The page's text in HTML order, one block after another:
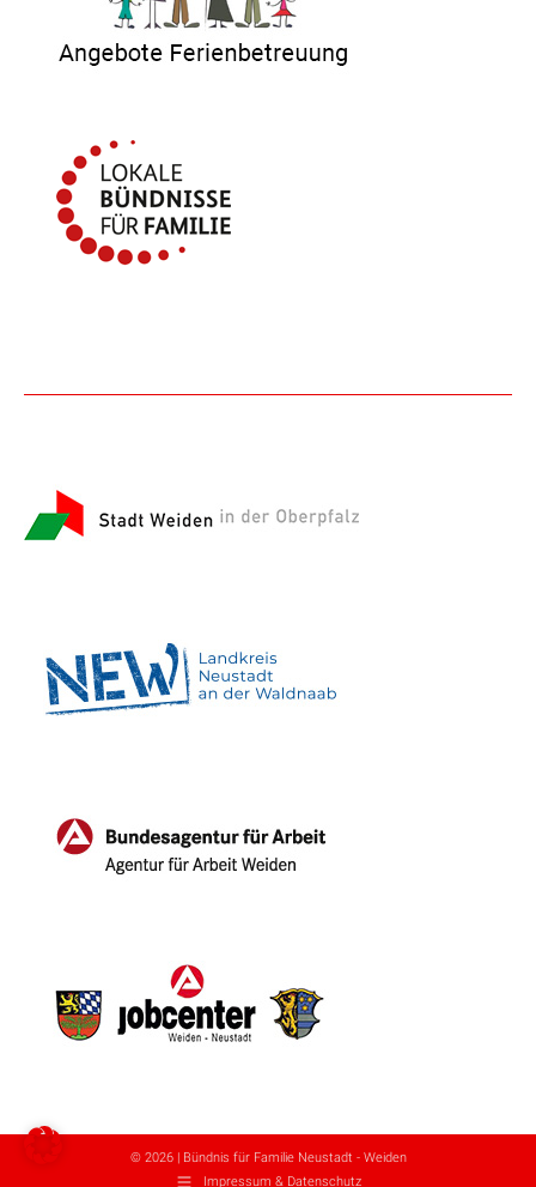
© 2026 | Bündnis für Familie Neustadt - Weiden
Impressum & Datenschutz